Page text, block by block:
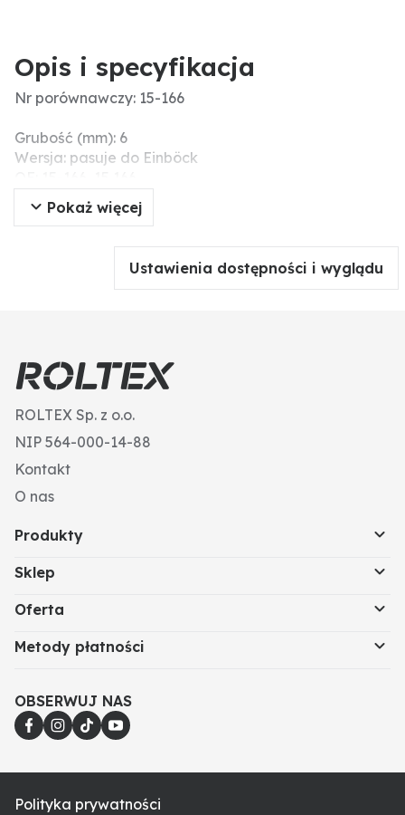
Opis i specyfikacja
Nr porównawczy: 15-166
Grubość (mm): 6
Wersja: pasuje do Einböck
Pasujące śruby: 18030,009
Wskazówki montażowe: Nie należy dokręcać śrub i
ponieważ może to prowadzić do uszkodzenia części
roboczej (pęknięcia naprężeniowe).
Pokaż więcej
Ustawienia dostępności i wyglądu
ROLTEX Sp. z o.o.
NIP 564-000-14-88
Kontakt
O nas
Produkty
Sklep
Oferta
Metody płatności
OBSERWUJ NAS
Polityka prywatności